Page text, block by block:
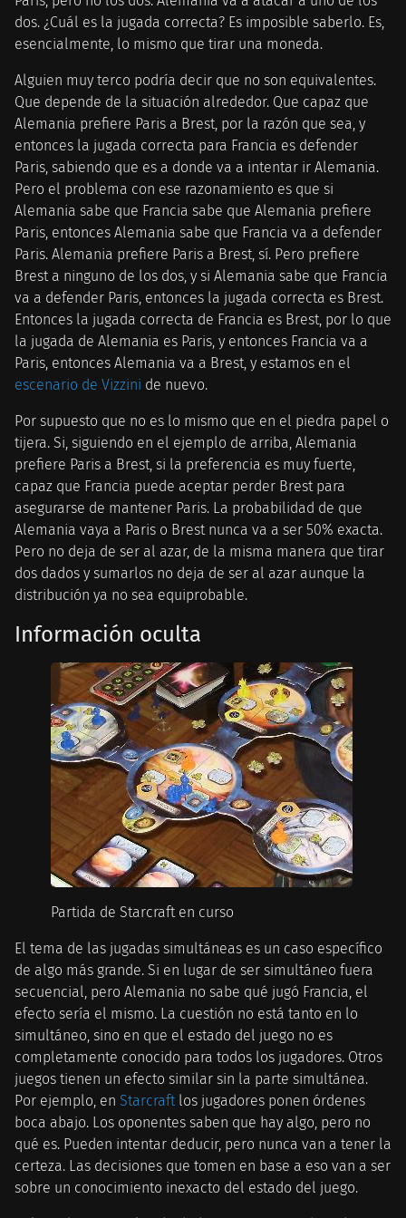
dos. ¿Cuál es la jugada correcta? Es imposible saberlo. Es,
esencialmente, lo mismo que tirar una moneda.
Alguien muy terco podría decir que no son equivalentes.
Que depende de la situación alrededor. Que capaz que
Alemania prefiere Paris a Brest, por la razón que sea, y
entonces la jugada correcta para Francia es defender
Paris, sabiendo que es a donde va a intentar ir Alemania.
Pero el problema con ese razonamiento es que si
Alemania sabe que Francia sabe que Alemania prefiere
Paris, entonces Alemania sabe que Francia va a defender
Paris. Alemania prefiere Paris a Brest, sí. Pero prefiere
Brest a ninguno de los dos, y si Alemania sabe que Francia
va a defender Paris, entonces la jugada correcta es Brest.
Entonces la jugada correcta de Francia es Brest, por lo que
la jugada de Alemania es Paris, y entonces Francia va a
Paris, entonces Alemania va a Brest, y estamos en el
escenario de Vizzini de nuevo.
Por supuesto que no es lo mismo que en el piedra papel o
tijera. Si, siguiendo en el ejemplo de arriba, Alemania
prefiere Paris a Brest, si la preferencia es muy fuerte,
capaz que Francia puede aceptar perder Brest para
asegurarse de mantener Paris. La probabilidad de que
Alemania vaya a Paris o Brest nunca va a ser 50% exacta.
Pero no deja de ser al azar, de la misma manera que tirar
dos dados y sumarlos no deja de ser al azar aunque la
distribución ya no sea equiprobable.
Información oculta
Partida de Starcraft en curso
El tema de las jugadas simultáneas es un caso específico
de algo más grande. Si en lugar de ser simultáneo fuera
secuencial, pero Alemania no sabe qué jugó Francia, el
efecto sería el mismo. La cuestión no está tanto en lo
simultáneo, sino en que el estado del juego no es
completamente conocido para todos los jugadores. Otros
juegos tienen un efecto similar sin la parte simultánea.
Por ejemplo, en Starcraft los jugadores ponen órdenes
boca abajo. Los oponentes saben que hay algo, pero no
qué es. Pueden intentar deducir, pero nunca van a tener la
certeza. Las decisiones que tomen en base a eso van a ser
sobre un conocimiento inexacto del estado del juego.